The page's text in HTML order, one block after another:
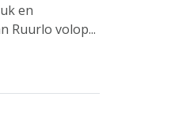
en
Ruurlo volop...